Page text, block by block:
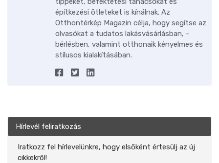
építkezési ötleteket is kínálnak. Az
Otthontérkép Magazin célja, hogy segítse az
olvasókat a tudatos lakásvásárlásban, -
bérlésben, valamint otthonaik kényelmes és
stílusos kialakításában.
Hírlevél feliratkozás
Iratkozz fel hírlevelünkre, hogy elsőként értesülj az új
cikkekről!